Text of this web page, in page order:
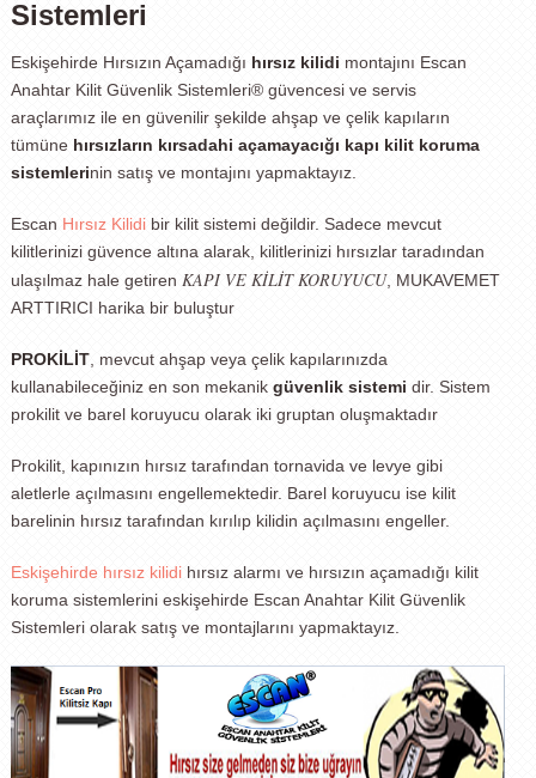
Sistemleri
Eskişehirde Hırsızın Açamadığı hırsız kilidi montajını Escan
Anahtar Kilit Güvenlik Sistemleri® güvencesi ve servis
araçlarımız ile en güvenilir şekilde ahşap ve çelik kapıların
tümüne hırsızların kırsadahi açamayacığı kapı kilit koruma
sistemlerinin satış ve montajını yapmaktayız.
Escan Hırsız Kilidibir kilit sistemi değildir. Sadece mevcut
kilitlerinizi güvence altına alarak, kilitlerinizi hırsızlar taradından
ulaşılmaz hale getiren KAPI VE KİLİT KORUYUCU, MUKAVEMET
ARTTIRICI harika bir buluştur
PROKİLİT, mevcut ahşap veya çelik kapılarınızda
kullanabileceğiniz en son mekanik güvenlik sistemi dir. Sistem
prokilit ve barel koruyucu olarak iki gruptan oluşmaktadır
Prokilit, kapınızın hırsız tarafından tornavida ve levye gibi
aletlerle açılmasını engellemektedir. Barel koruyucu ise kilit
barelinin hırsız tarafından kırılıp kilidin açılmasını engeller.
Eskişehirde hırsız kilidihırsız alarmı ve hırsızın açamadığı kilit
koruma sistemlerini eskişehirde Escan Anahtar Kilit Güvenlik
Sistemleri olarak satış ve montajlarını yapmaktayız.